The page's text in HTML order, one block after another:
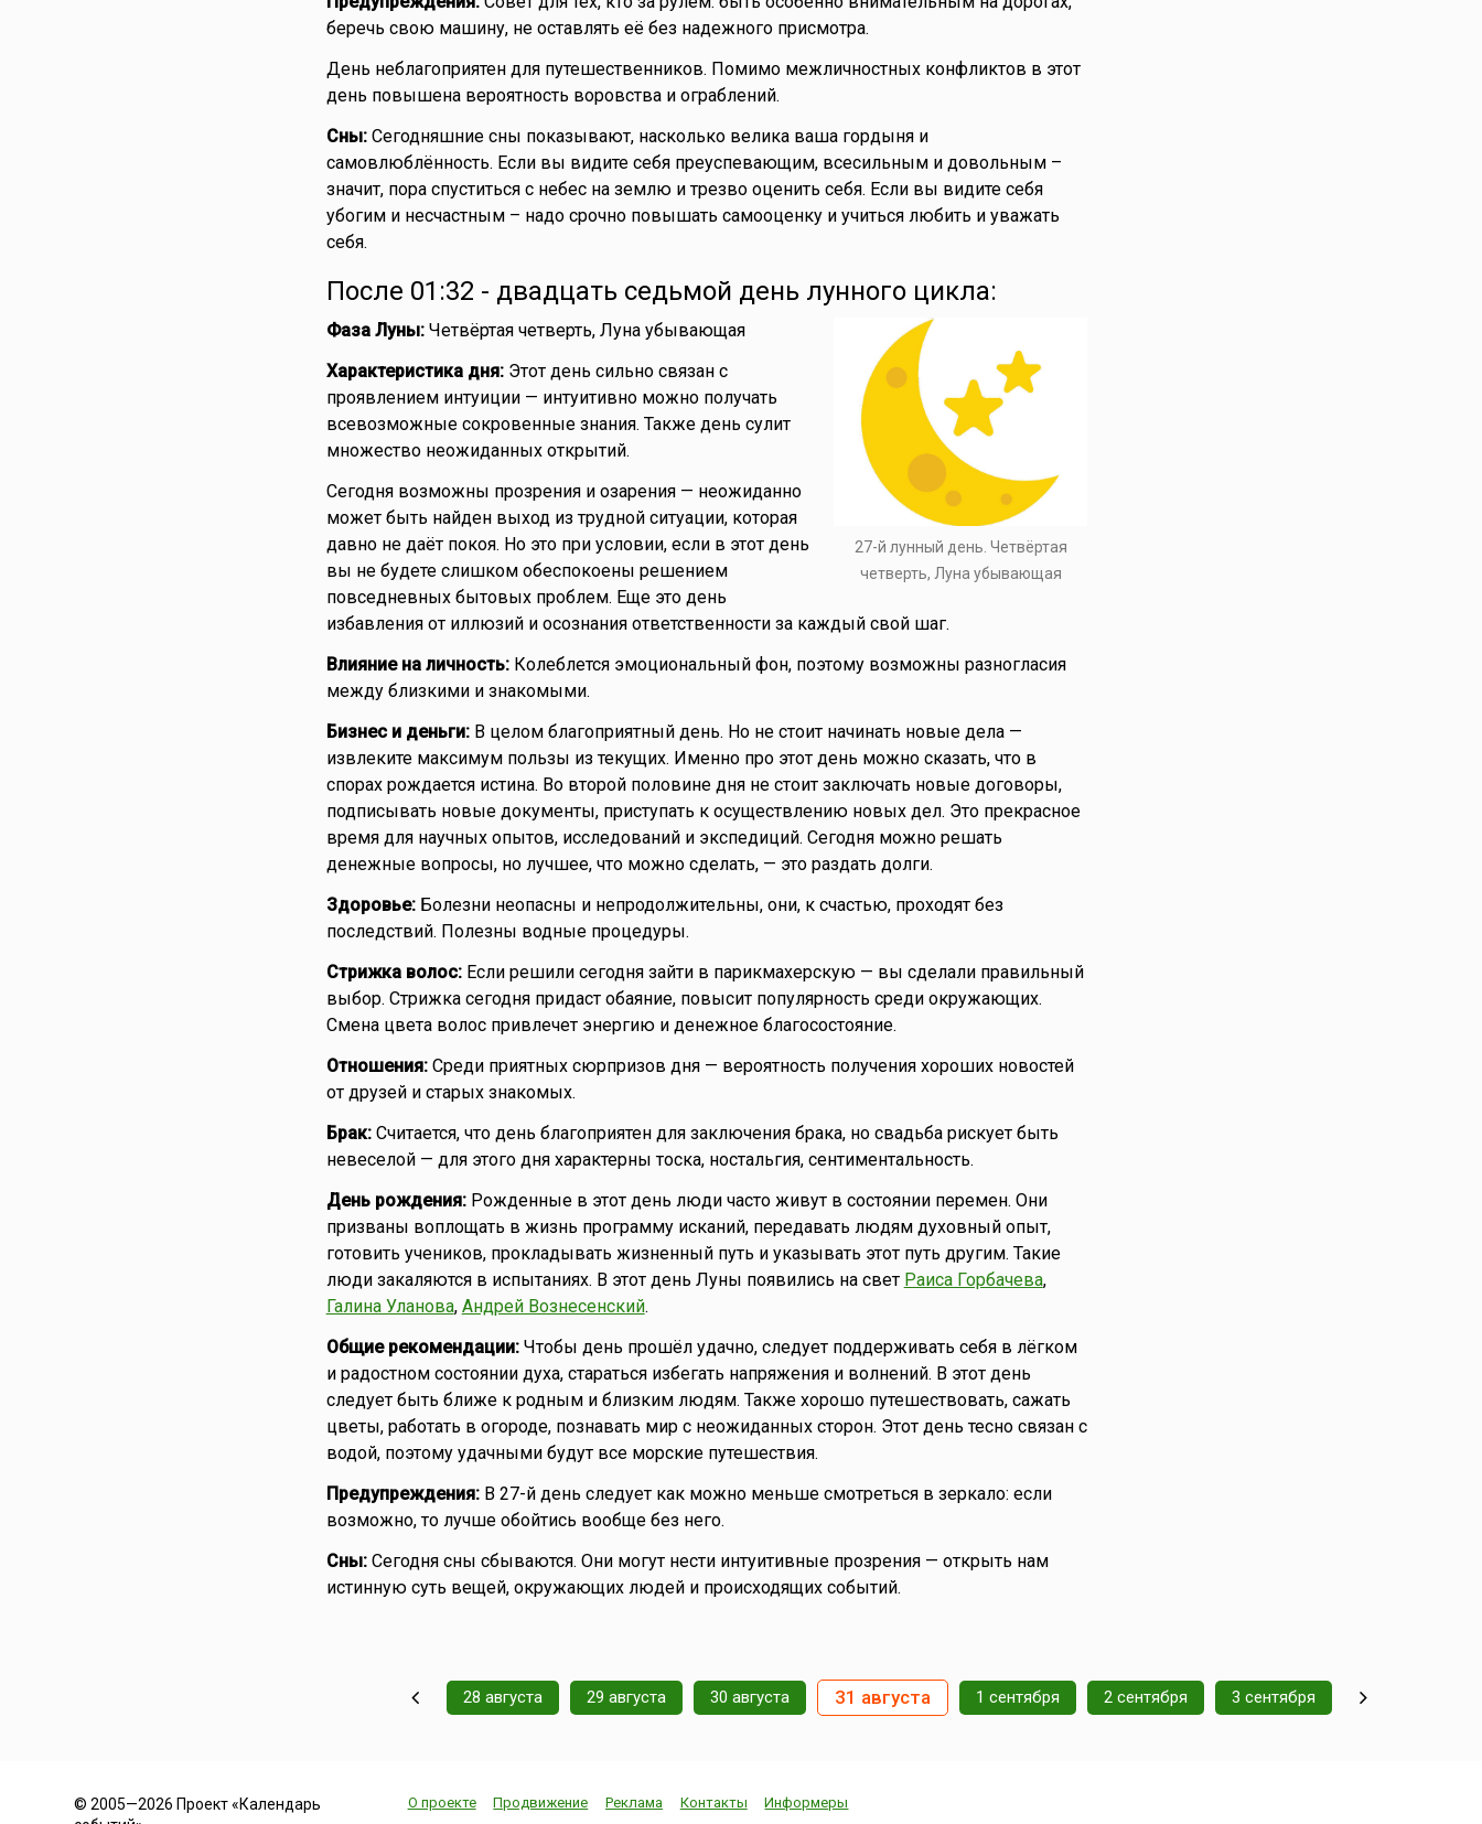
беречь свою машину, не оставлять её без надежного присмотра.
День неблагоприятен для путешественников. Помимо межличностных конфликтов в этот
день повышена вероятность воровства и ограблений.
Сны:Сегодняшние сны показывают, насколько велика ваша гордыня и
самовлюблённость. Если вы видите себя преуспевающим, всесильным и довольным –
значит, пора спуститься с небес на землю и трезво оценить себя. Если вы видите себя
убогим и несчастным – надо срочно повышать самооценку и учиться любить и уважать
себя.
После 01:32 - двадцать седьмой день лунного цикла:
27-й лунный день. Четвёртая
четверть, Луна убывающая
Фаза Луны:Четвёртая четверть, Луна убывающая
Характеристика дня:Этот день сильно связан с
проявлением интуиции — интуитивно можно получать
всевозможные сокровенные знания. Также день сулит
множество неожиданных открытий.
Сегодня возможны прозрения и озарения — неожиданно
может быть найден выход из трудной ситуации, которая
давно не даёт покоя. Но это при условии, если в этот день
вы не будете слишком обеспокоены решением
повседневных бытовых проблем. Еще это день
избавления от иллюзий и осознания ответственности за каждый свой шаг.
Влияние на личность:Колеблется эмоциональный фон, поэтому возможны разногласия
между близкими и знакомыми.
Бизнес и деньги:В целом благоприятный день. Но не стоит начинать новые дела —
извлеките максимум пользы из текущих. Именно про этот день можно сказать, что в
спорах рождается истина. Во второй половине дня не стоит заключать новые договоры,
подписывать новые документы, приступать к осуществлению новых дел. Это прекрасное
время для научных опытов, исследований и экспедиций. Сегодня можно решать
денежные вопросы, но лучшее, что можно сделать, — это раздать долги.
Здоровье:Болезни неопасны и непродолжительны, они, к счастью, проходят без
последствий. Полезны водные процедуры.
Стрижка волос:Если решили сегодня зайти в парикмахерскую — вы сделали правильный
выбор. Стрижка сегодня придаст обаяние, повысит популярность среди окружающих.
Смена цвета волос привлечет энергию и денежное благосостояние.
Отношения:Среди приятных сюрпризов дня — вероятность получения хороших новостей
от друзей и старых знакомых.
Брак:Считается, что день благоприятен для заключения брака, но свадьба рискует быть
невеселой — для этого дня характерны тоска, ностальгия, сентиментальность.
День рождения:Рожденные в этот день люди часто живут в состоянии перемен. Они
призваны воплощать в жизнь программу исканий, передавать людям духовный опыт,
готовить учеников, прокладывать жизненный путь и указывать этот путь другим. Такие
люди закаляются в испытаниях. В этот день Луны появились на свет Раиса Горбачева,
Галина Уланова, Андрей Вознесенский.
Общие рекомендации:Чтобы день прошёл удачно, следует поддерживать себя в лёгком
и радостном состоянии духа, стараться избегать напряжения и волнений. В этот день
следует быть ближе к родным и близким людям. Также хорошо путешествовать, сажать
цветы, работать в огороде, познавать мир с неожиданных сторон. Этот день тесно связан с
водой, поэтому удачными будут все морские путешествия.
Предупреждения:В 27-й день следует как можно меньше смотреться в зеркало: если
возможно, то лучше обойтись вообще без него.
Сны:Сегодня сны сбываются. Они могут нести интуитивные прозрения — открыть нам
истинную суть вещей, окружающих людей и происходящих событий.
28 августа 29 августа 30 августа 31 августа 1 сентября 2 сентября 3 сентября
© 2005—2026 Проект «Календарь
О проекте Продвижение Реклама Контакты
Информеры